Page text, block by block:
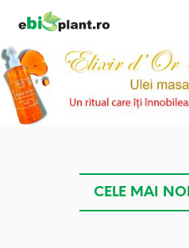
CELE MAI